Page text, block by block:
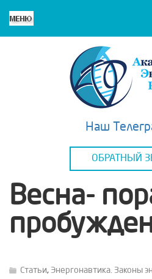
Наш
ОБРАТНЫЙ
Весна-
Статьи, Энергонавтика. Законы